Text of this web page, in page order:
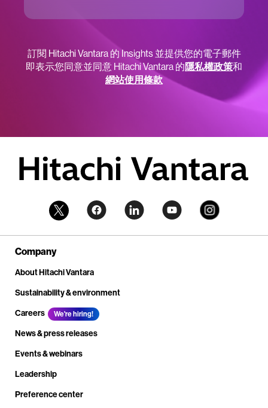
訂閱 Hitachi Vantara 的 Insights 並提供您的電子郵件
即表示您同意並同意 Hitachi Vantara 的隱私權政策和
網站使用條款
Company
About Hitachi Vantara
Sustainability & environment
Careers
We're hiring!
News & press releases
Events & webinars
Leadership
Preference center